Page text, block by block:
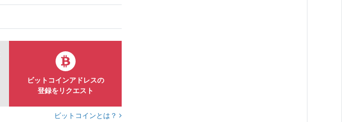
ビットコインアドレスの
登録をリクエスト
ビットコインとは？